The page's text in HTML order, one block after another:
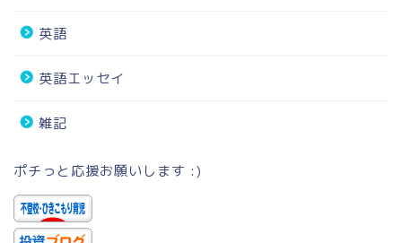
英語
英語エッセイ
雑記
ポチっと応援お願いします :)